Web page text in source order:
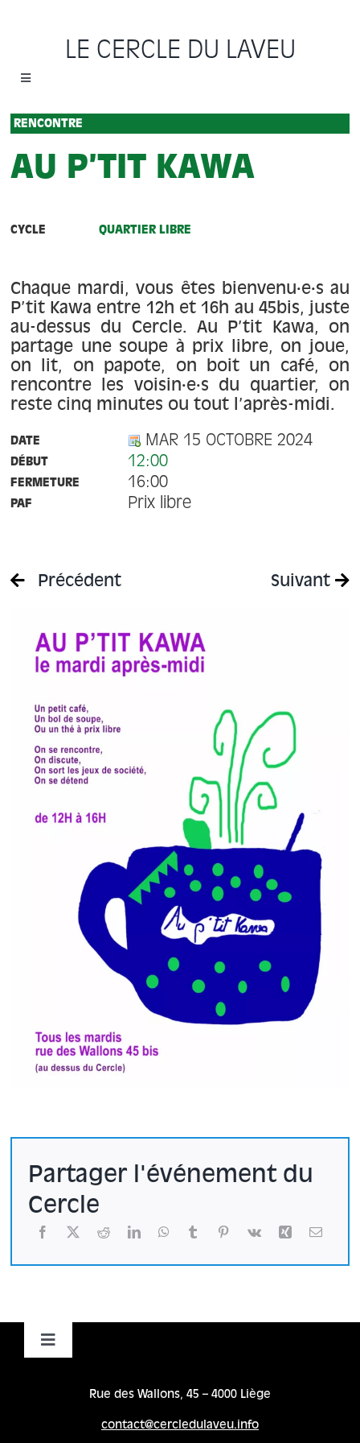
LE CERCLE DU LAVEU
Toggle
Accueil
Cycles
Sauvons le Cercle
À propos
Contact
RENCONTRE
AU P’TIT KAWA
CYCLE QUARTIER LIBRE
Chaque mardi, vous êtes bienvenu·e·s au
P’tit Kawa entre 12h et 16h au 45bis, juste
au-dessus du Cercle. Au P’tit Kawa, on
partage une soupe à prix libre, on joue,
on lit, on papote, on boit un café, on
rencontre les voisin·e·s du quartier, on
reste cinq minutes ou tout l’après-midi.
DATE MAR 15 OCTOBRE 2024
DÉBUT 12:00
FERMETURE 16:00
PAF Prix libre
Précédent Suivant
Partager l'événement du
Cercle
Toggle
Rue des Wallons, 45 – 4000 Liège
contact@cercledulaveu.info